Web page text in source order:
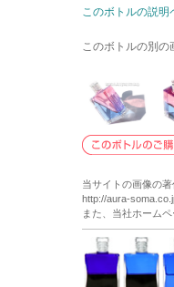
このボトルの説明
このボトルの別の
当サイトの画像の
http://aura-
また、当社ホーム